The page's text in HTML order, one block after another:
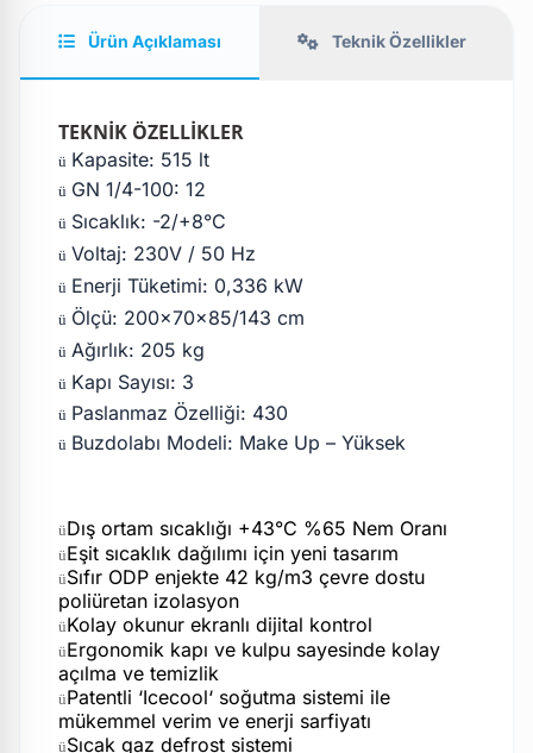
Ürün Açıklaması Teknik Özellikler
TEKNİK ÖZELLİKLER
ü Kapasite: 515 lt
ü GN 1/4-100: 12
ü Sıcaklık: -2/+8°C
ü Voltaj: 230V / 50 Hz
ü Enerji Tüketimi: 0,336 kW
ü Ölçü: 200x70x85/143 cm
ü Ağırlık: 205 kg
ü Kapı Sayısı: 3
ü Paslanmaz Özelliği: 430
ü Buzdolabı Modeli: Make Up – Yüksek
üDış ortam sıcaklığı +43°C %65 Nem Oranı
üEşit sıcaklık dağılımı için yeni tasarım
üSıfır ODP enjekte 42 kg/m3 çevre dostu
poliüretan izolasyon
üKolay okunur ekranlı dijital kontrol
üErgonomik kapı ve kulpu sayesinde kolay
açılma ve temizlik
üPatentli ‘Icecool‘ soğutma sistemi ile
mükemmel verim ve enerji sarfiyatı
üSıcak gaz defrost sistemi